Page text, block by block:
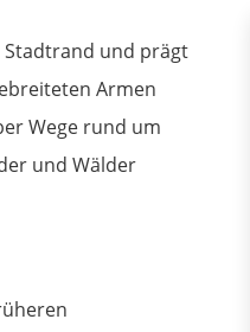
Stadtrand und prägt
Armen
Wege rund um
und Wälder